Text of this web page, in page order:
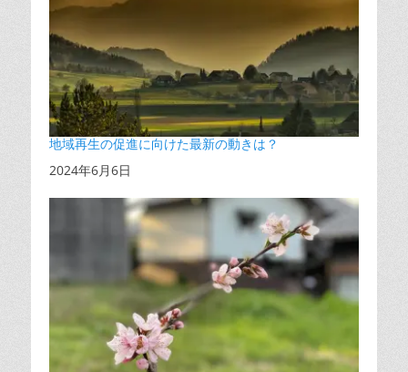
地域再生の促進に向けた最新の動きは？
日付
2024年6月6日